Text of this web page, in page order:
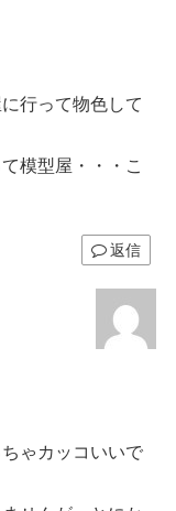
行って物色して
模型屋・・・こ
返信
ゃカッコいいで